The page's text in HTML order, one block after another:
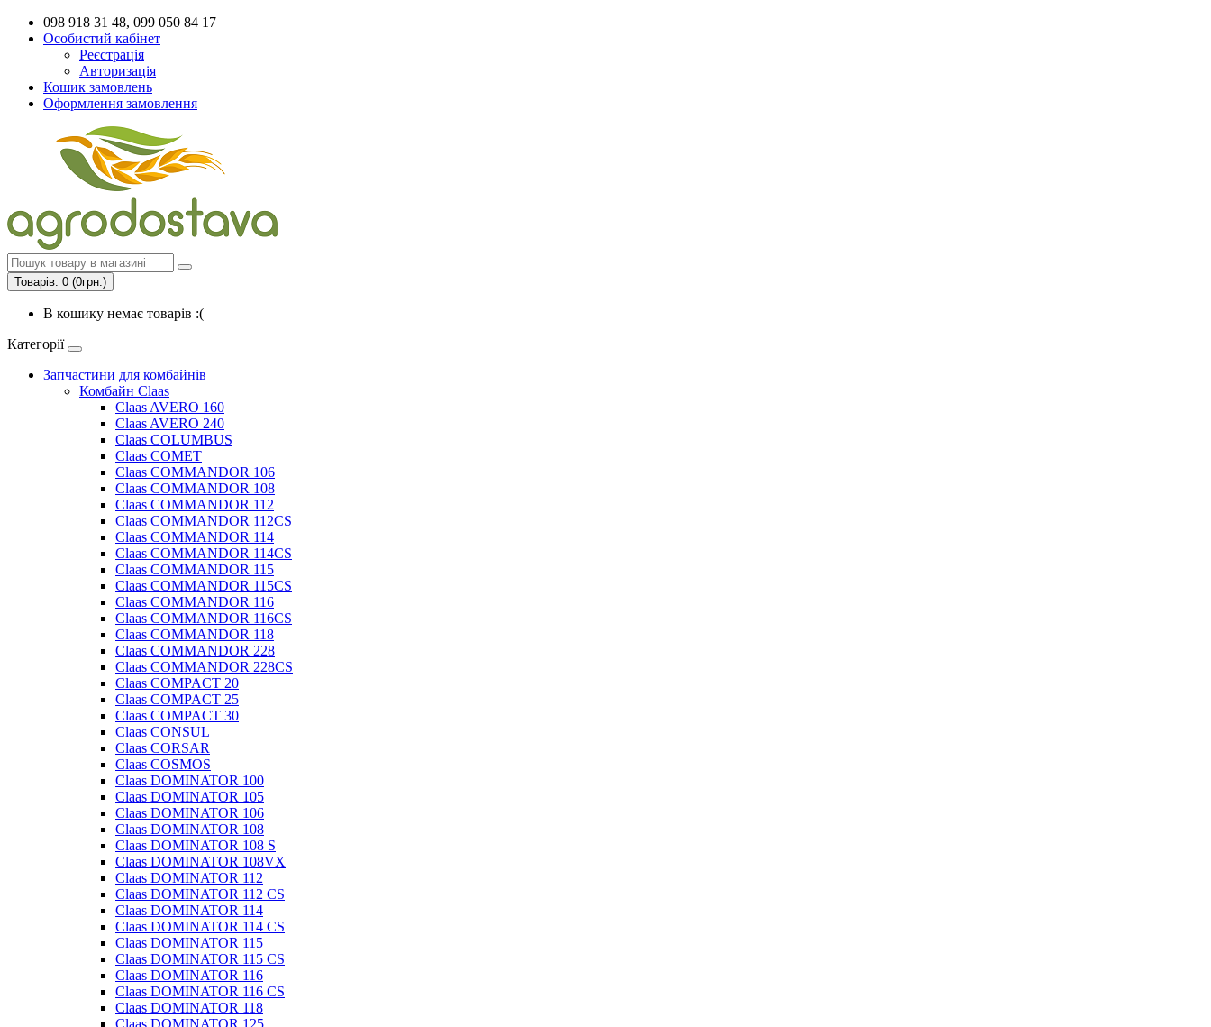
098 918 31 48, 099 050 84 17
Особистий кабінет
Реєстрація
Авторизація
Кошик замовлень
Оформлення замовлення
Товарів: 0 (0грн.)
В кошику немає товарів :(
Категорії
Запчастини для комбайнів
Комбайн Claas
Claas AVERO 160
Claas AVERO 240
Claas COLUMBUS
Claas COMET
Claas COMMANDOR 106
Claas COMMANDOR 108
Claas COMMANDOR 112
Claas COMMANDOR 112CS
Claas COMMANDOR 114
Claas COMMANDOR 114CS
Claas COMMANDOR 115
Claas COMMANDOR 115CS
Claas COMMANDOR 116
Claas COMMANDOR 116CS
Claas COMMANDOR 118
Claas COMMANDOR 228
Claas COMMANDOR 228CS
Claas COMPACT 20
Claas COMPACT 25
Claas COMPACT 30
Claas CONSUL
Claas CORSAR
Claas COSMOS
Claas DOMINATOR 100
Claas DOMINATOR 105
Claas DOMINATOR 106
Claas DOMINATOR 108
Claas DOMINATOR 108 S
Claas DOMINATOR 108VX
Claas DOMINATOR 112
Claas DOMINATOR 112 CS
Claas DOMINATOR 114
Claas DOMINATOR 114 CS
Claas DOMINATOR 115
Claas DOMINATOR 115 CS
Claas DOMINATOR 116
Claas DOMINATOR 116 CS
Claas DOMINATOR 118
Claas DOMINATOR 125